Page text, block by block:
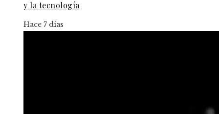
y la tecnología
Hace 7 días